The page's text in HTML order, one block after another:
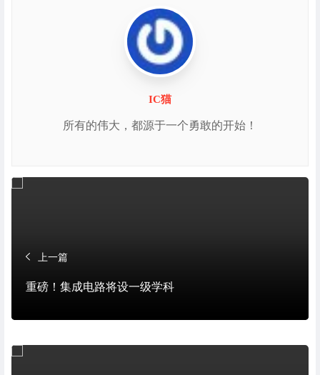
IC猫
所有的伟大，都源于一个勇敢的开始！
上一篇
重磅！集成电路将设一级学科